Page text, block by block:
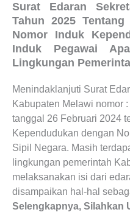
Surat Edaran
Tahun 2025
Nomor Induk
Induk Pegawai
Lingkungan
Menindaklanjuti Surat
Kabupaten Melawi nomor
tanggal 26 Februari 2024
Kependudukan dengan
Sipil Negara. Masih
lingkungan pemerintah
melaksanakan isi dari
disampaikan hal-hal
Selengkapnya, Silahkan